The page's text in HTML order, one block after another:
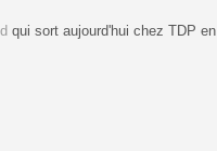
qui sort aujourd'hui chez TDP en